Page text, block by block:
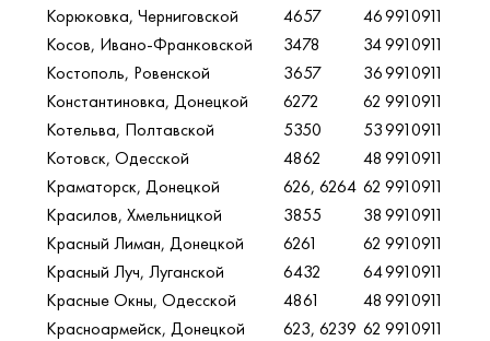
Корюковка, Черниговской
4657 469910911
Косов, Ивано-Франковской
3478 349910911
Костополь, Ровенской
3657 369910911
Константиновка, Донецкой
6272 62 9910911
Котельва, Полтавской
5350 539910911
Котовск, Одесской
4862 489910911
Краматорск, Донецкой
626, 6264 62 9910911
Красилов, Хмельницкой
3855 389910911
Красный Лиман, Донецкой
6261 62 9910911
Красный Луч, Луганской
6432 649910911
Красные Окны, Одесской
4861 489910911
Красноармейск, Донецкой
623, 6239 62 9910911